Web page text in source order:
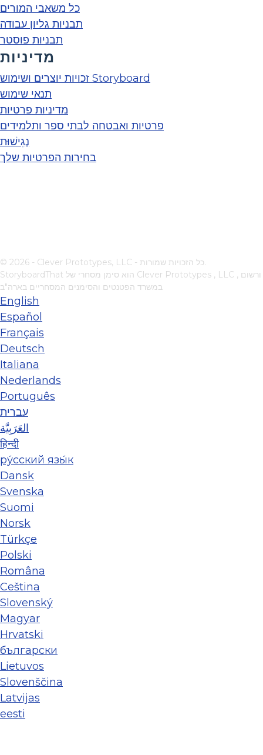
כל משאבי המורים
תבניות גליון עבודה
תבניות פוסטר
מדיניות
זכויות יוצרים ושימוש Storyboard
תנאי שימוש
מדיניות פרטיות
פרטיות ואבטחה לבתי ספר ותלמידים
נְגִישׁוּת
בחירות הפרטיות שלך
© 2026 - Clever Prototypes, LLC - כל הזכויות שמורות.
Clever Prototypes , LLC , ורשום
במשרד הפטנטים והסימנים המסחריים בארה"ב
English
Español
Français
Deutsch
Italiana
Nederlands
Português
עברית
العَرَبِيَّة
हिन्दी
ру́сский язы́к
Dansk
Svenska
Suomi
Norsk
Türkçe
Polski
Româna
Ceština
Slovenský
Magyar
Hrvatski
български
Lietuvos
Slovenščina
Latvijas
eesti